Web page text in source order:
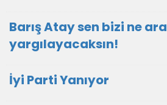
Barış Atay sen bizi ne ara
yargılayacaksın!
İyi Parti Yanıyor